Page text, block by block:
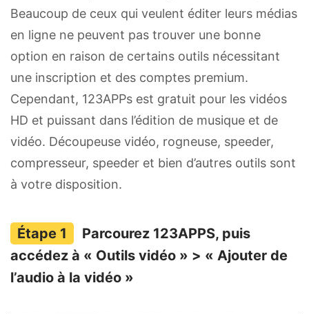
Beaucoup de ceux qui veulent éditer leurs médias
en ligne ne peuvent pas trouver une bonne
option en raison de certains outils nécessitant
une inscription et des comptes premium.
Cependant, 123APPs est gratuit pour les vidéos
HD et puissant dans l’édition de musique et de
vidéo. Découpeuse vidéo, rogneuse, speeder,
compresseur, speeder et bien d’autres outils sont
à votre disposition.
Parcourez 123APPS, puis
accédez à « Outils vidéo » > « Ajouter de
l’audio à la vidéo »